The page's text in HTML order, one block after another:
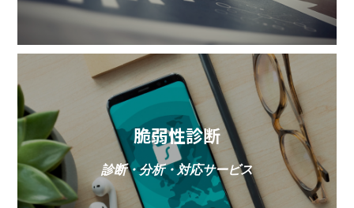
脆弱性診断
診断・分析・対応サービス